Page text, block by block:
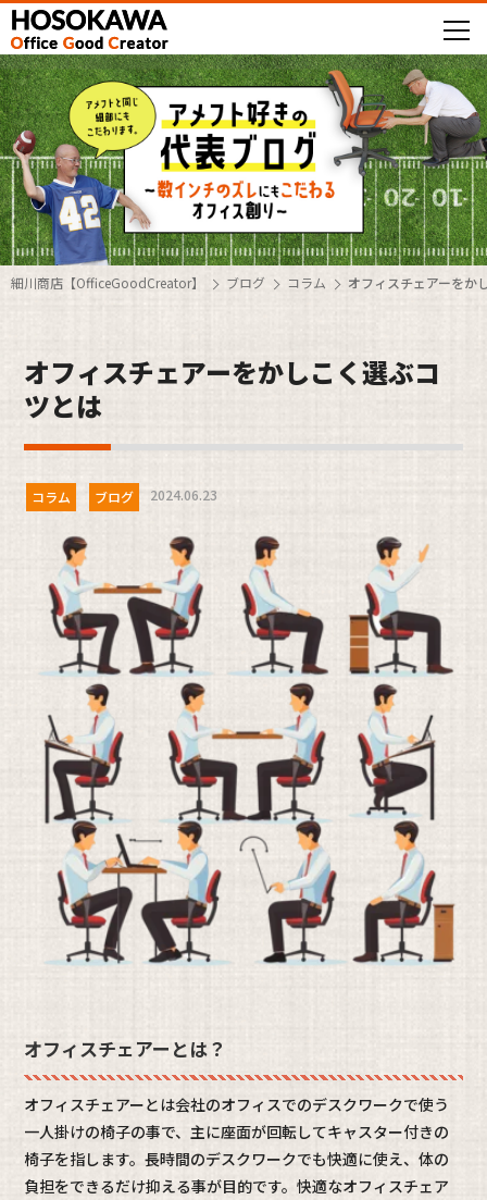
細川商店【OfficeGoodCreator】 ブログ コラム オフィスチェアーをか
オフィスチェアーをかしこく選ぶコ
ツとは
コラム ブログ 2024.06.23
オフィスチェアーとは？
オフィスチェアーとは会社のオフィスでのデスクワークで使う
一人掛けの椅子の事で、主に座面が回転してキャスター付きの
椅子を指します。長時間のデスクワークでも快適に使え、体の
負担をできるだけ抑える事が目的です。快適なオフィスチェア